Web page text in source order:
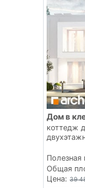
Дом в
коттедж
Общая
Цена: 39